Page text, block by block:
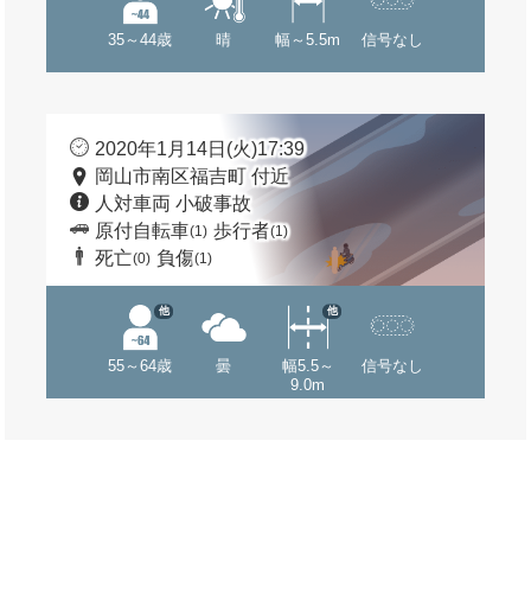
35～44歳 晴 幅～5.5m 信号なし
2020年1月14日(火)17:39
岡山市南区福吉町 付近
人対車両 小破事故
原付自転車(1) 歩行者(1)
死亡(0) 負傷(1)
55～64歳
他
曇
幅5.5～
9.0m
他
信号なし